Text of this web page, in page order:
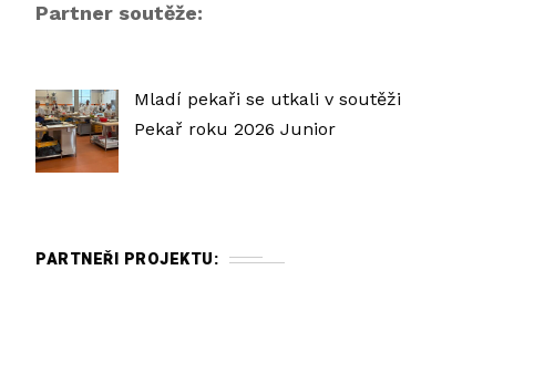
Partner soutěže:
Mladí pekaři se utkali v soutěži
Pekař roku 2026 Junior
PARTNEŘI PROJEKTU: